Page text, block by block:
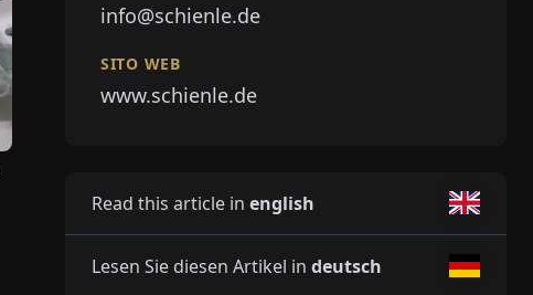
info@schienle.de
SITO WEB
www.schienle.de
Read this article in english
Lesen Sie diesen Artikel in deutsch